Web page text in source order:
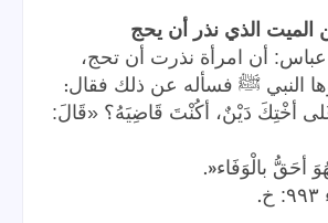
أن امرأة نذرت أن تحج،
النبي ﷺ فسأله عن ذلك فقال:
أخْتِكَ دَيْنٌ، أكُنْتَ قَاضِيَهُ؟ «قَالَ:
أحَقُّ بالْوَفَاء«.
.